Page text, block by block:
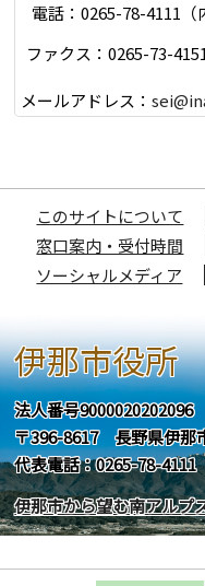
電話：0265-78-4111（
ファクス：0265-73-
メールアドレス：
このサイトについて
窓口案内・受付時間
ソーシャルメディア
伊那市役所
法人番号9000020202096
〒396-8617 長野県伊那
代表電話：0265-78-4111
伊那市から望む南アルプ